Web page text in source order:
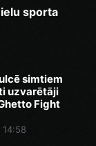
sporta
simtiem
uzvarētāji
Fight